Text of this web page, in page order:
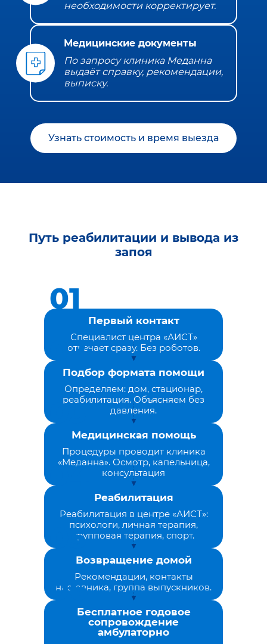
необходимости корректирует.
Медицинские документы
По запросу клиника Меданна
выдаёт справку, рекомендации,
выписку.
Узнать стоимость и время выезда
Путь реабилитации и вывода из
запоя
Первый контакт
Специалист центра «АИСТ»
отвечает сразу. Без роботов.
Подбор формата помощи
Определяем: дом, стационар,
реабилитация. Объясняем без
давления.
Медицинская помощь
Процедуры проводит клиника
«Меданна». Осмотр, капельница,
консультация
Реабилитация
Реабилитация в центре «АИСТ»:
психологи, личная терапия,
групповая терапия, спорт.
Возвращение домой
Рекомендации, контакты
наставника, группа выпускников.
Бесплатное годовое
сопровождение
амбулаторно